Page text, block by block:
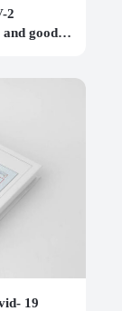
2
good
19